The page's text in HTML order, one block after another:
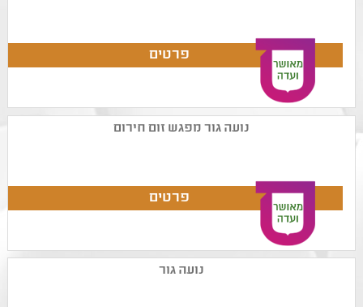
נועה גור מפגש זום חירום
נועה גור